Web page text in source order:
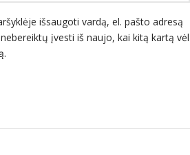
išsaugoti vardą, el. pašto adresą
įvesti iš naujo, kai kitą kartą vėl